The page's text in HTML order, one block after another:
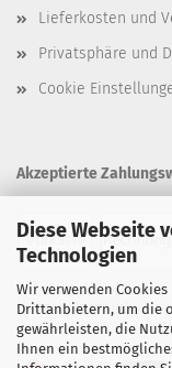
Diese Webseite
Technologien
Wir verwenden
Drittanbietern, um die
gewährleisten, die
Ihnen ein
Lieferkosten und
Privatsphäre und
Cookie
Akzeptierte
Unsere Versandarten: